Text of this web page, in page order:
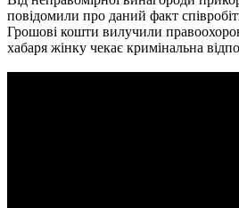
повідомили про даний факт
Грошові кошти вилучили
хабаря жінку чекає кримінальна